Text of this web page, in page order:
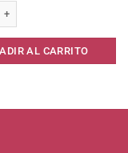
Rosarina 60 x 90 cm
AL CARRITO